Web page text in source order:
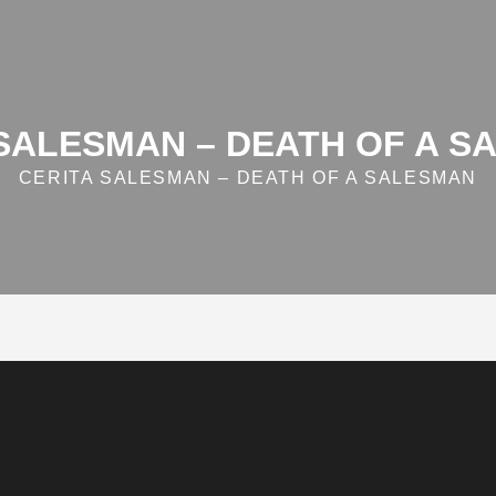
– DEATH OF A
CERITA SALESMAN – DEATH OF A SALESMAN